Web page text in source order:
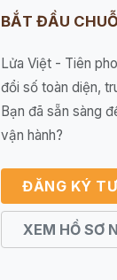
BẮT ĐẦU
Lửa Việt - Tiên
đổi số toàn diện,
Bạn đã sẵn sàng
vận hành?
ĐĂNG KÝ
XEM HỒ SƠ